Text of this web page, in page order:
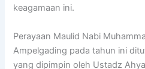
keagamaan ini.
Perayaan Maulid Nabi
Ampelgading pada tahun ini
yang dipimpin oleh Ustadz